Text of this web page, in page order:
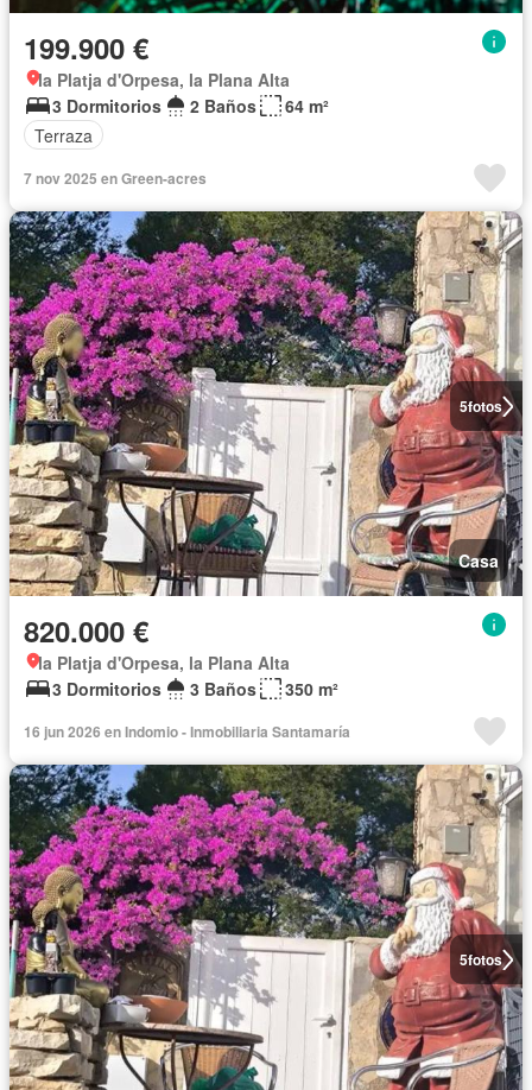
199.900 €
la Platja d'Orpesa, la Plana Alta
3 Dormitorios
2 Baños
64 m²
Terraza
7 nov 2025 en Green-acres
5fotos
Casa
820.000 €
la Platja d'Orpesa, la Plana Alta
3 Dormitorios
3 Baños 350 m²
16 jun 2026 en Indomio - Inmobiliaria Santamaría
5fotos